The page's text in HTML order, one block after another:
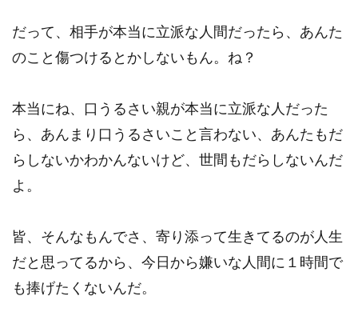
だって、相手が本当に立派な人間だったら、あんた
のこと傷つけるとかしないもん。ね？
本当にね、口うるさい親が本当に立派な人だった
ら、あんまり口うるさいこと言わない、あんたもだ
らしないかわかんないけど、世間もだらしないんだ
よ。
皆、そんなもんでさ、寄り添って生きてるのが人生
だと思ってるから、今日から嫌いな人間に１時間で
も捧げたくないんだ。